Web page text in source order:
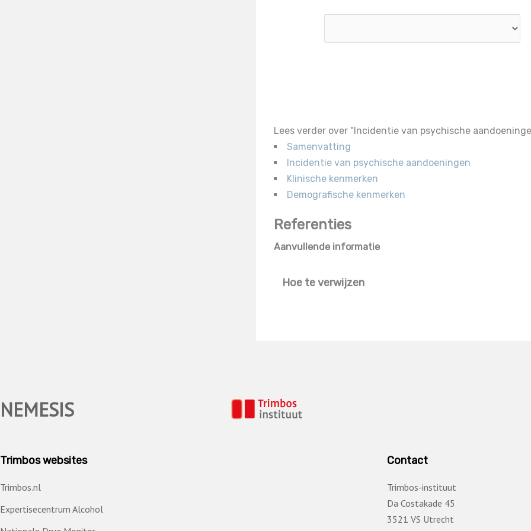
Lees verder over "Incidentie van psychische
Samenvatting
Incidentie van psychische aandoeningen
Klinische kenmerken
Demografische kenmerken
Aanvullende informatie
Hoe te verwijzen
NEMESIS
Trimbos websites
Trimbos.nl
Expertisecentrum Alcohol
Contact
Trimbos-instituut
Da Costakade 45
3521 VS Utrecht